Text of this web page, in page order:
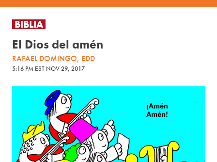
BIBLIA
El Dios del amén
RAFAEL DOMINGO, EDD
5:16 PM EST NOV 29, 2017